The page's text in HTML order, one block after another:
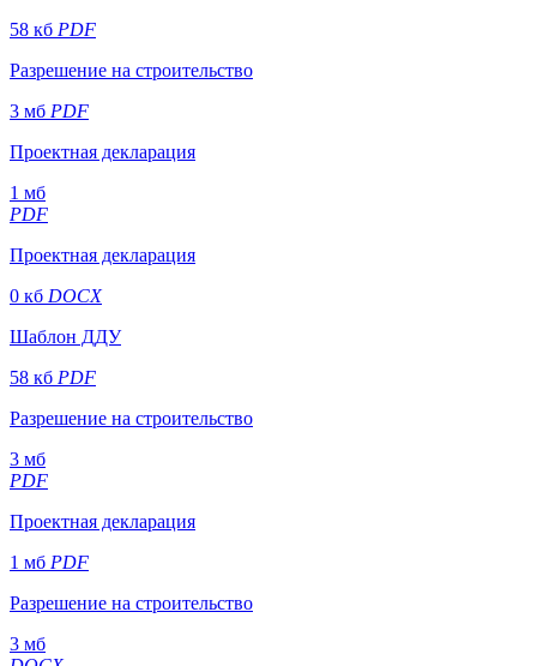
58 кб PDF
Разрешение на строительство
3 мб PDF
Проектная декларация
1 мб
PDF
Проектная декларация
0 кб DOCX
Шаблон ДДУ
58 кб PDF
Разрешение на строительство
3 мб
PDF
Проектная декларация
1 мб PDF
Разрешение на строительство
3 мб